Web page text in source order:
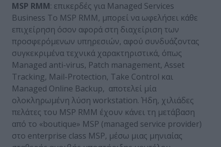
MSP RMM: επικερδές για Managed Services
Business To MSP RMM, μπορεί να ωφελήσει κάθε
επιχείρηση όσον αφορά στη διαχείριση των
προσφερόμενων υπηρεσιών, αφού συνδυάζοντας
συγκεκριμένα τεχνικά χαρακτηριστικά, όπως
Managed anti-virus, Patch management, Asset
Tracking, Mail-Protection, Take Control και
Managed Online Backup, αποτελεί μία
ολοκληρωμένη λύση workstation. Ήδη, χιλιάδες
πελάτες του MSP RMM έχουν κάνει τη μετάβαση
από το «boutique» MSP (managed service provider)
στο enterprise class MSP, μέσω μιας μηνιαίας